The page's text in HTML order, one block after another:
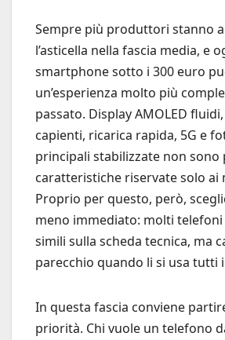
Sempre più produttori stanno
l’asticella nella fascia media, e
smartphone sotto i 300 euro
un’esperienza molto più
passato. Display AMOLED
capienti, ricarica rapida, 5G e
principali stabilizzate non sono
caratteristiche riservate solo ai
Proprio per questo, però,
meno immediato: molti
simili sulla scheda tecnica, ma
parecchio quando li si usa tutti
In questa fascia conviene
priorità. Chi vuole un telefono